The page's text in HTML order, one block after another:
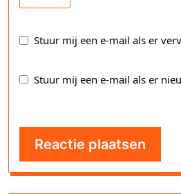
Stuur mij een e-mail als er
Stuur mij een e-mail als er